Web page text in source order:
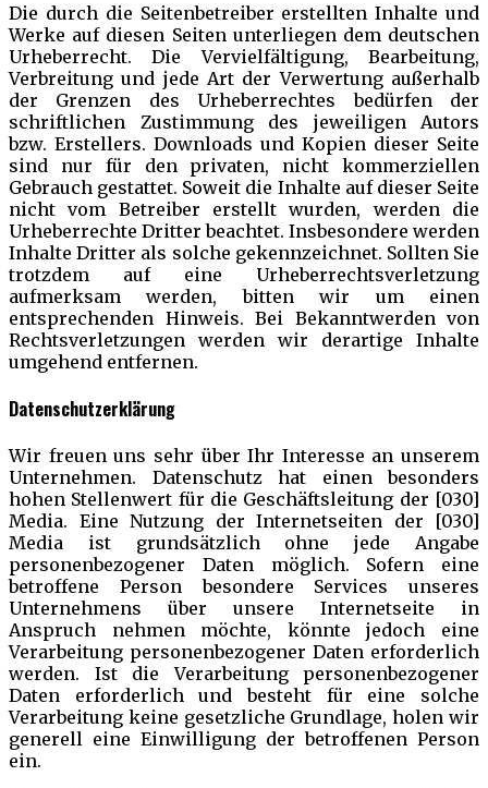
Die durch die Seitenbetreiber erstellten Inhalte und
Werke auf diesen Seiten unterliegen dem deutschen
Urheberrecht. Die Vervielfältigung, Bearbeitung,
Verbreitung und jede Art der Verwertung außerhalb
der Grenzen des Urheberrechtes bedürfen der
schriftlichen Zustimmung des jeweiligen Autors
bzw. Erstellers. Downloads und Kopien dieser Seite
sind nur für den privaten, nicht kommerziellen
Gebrauch gestattet. Soweit die Inhalte auf dieser Seite
nicht vom Betreiber erstellt wurden, werden die
Urheberrechte Dritter beachtet. Insbesondere werden
Inhalte Dritter als solche gekennzeichnet. Sollten Sie
trotzdem auf eine Urheberrechtsverletzung
aufmerksam werden, bitten wir um einen
entsprechenden Hinweis. Bei Bekanntwerden von
Rechtsverletzungen werden wir derartige Inhalte
umgehend entfernen.
Datenschutzerklärung
Wir freuen uns sehr über Ihr Interesse an unserem
Unternehmen. Datenschutz hat einen besonders
hohen Stellenwert für die Geschäftsleitung der [030]
Media. Eine Nutzung der Internetseiten der [030]
Media ist grundsätzlich ohne jede Angabe
personenbezogener Daten möglich. Sofern eine
betroffene Person besondere Services unseres
Unternehmens über unsere Internetseite in
Anspruch nehmen möchte, könnte jedoch eine
Verarbeitung personenbezogener Daten erforderlich
werden. Ist die Verarbeitung personenbezogener
Daten erforderlich und besteht für eine solche
Verarbeitung keine gesetzliche Grundlage, holen wir
generell eine Einwilligung der betroffenen Person
ein.